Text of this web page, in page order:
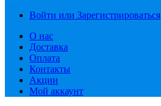
Войти или Зарегистрироваться
О нас
Доставка
Оплата
Контакты
Акции
Мой аккаунт